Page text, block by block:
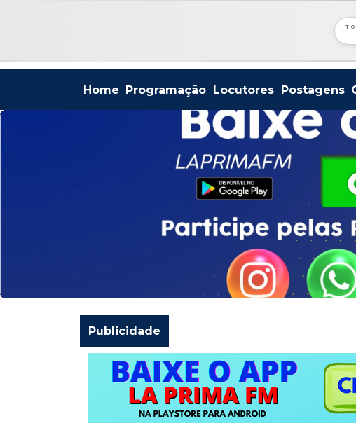
Home Programação Locutores Postagens
Publicidade